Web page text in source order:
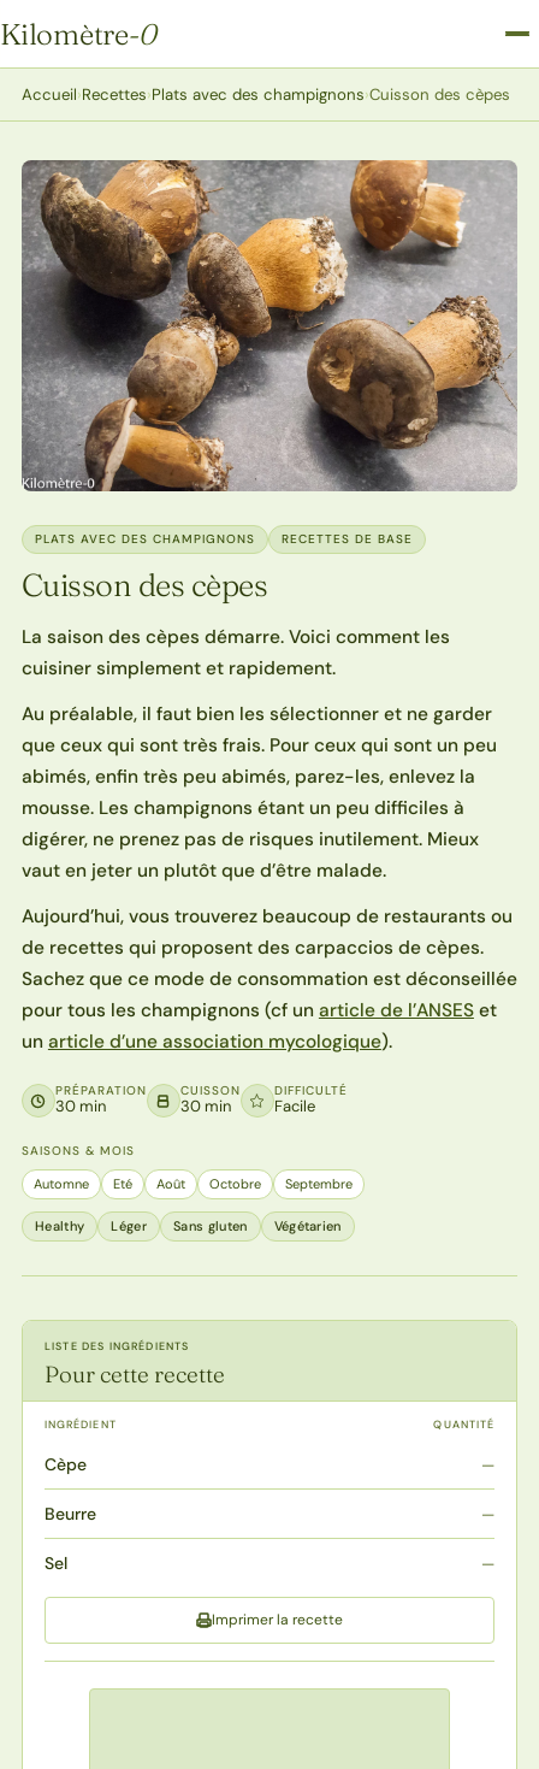
Kilomètre-0
Kilomètre-0
Accueil›Recettes›Plats avec des champignons›Cuisson des cèpes
PLATS AVEC DES CHAMPIGNONS RECETTES DE BASE
Cuisson des cèpes
La saison des cèpes démarre. Voici comment les
cuisiner simplement et rapidement.
Au préalable, il faut bien les sélectionner et ne garder
que ceux qui sont très frais. Pour ceux qui sont un peu
abimés, enfin très peu abimés, parez-les, enlevez la
mousse. Les champignons étant un peu difficiles à
digérer, ne prenez pas de risques inutilement. Mieux
vaut en jeter un plutôt que d’être malade.
Aujourd’hui, vous trouverez beaucoup de restaurants ou
de recettes qui proposent des carpaccios de cèpes.
Sachez que ce mode de consommation est déconseillée
pour tous les champignons (cf un article de l’ANSESet
un article d’une association mycologique).
PRÉPARATION
30 min
CUISSON
30 min
DIFFICULTÉ
Facile
SAISONS & MOIS
Automne Eté Août Octobre Septembre
Healthy Léger Sans gluten Végétarien
LISTE DES INGRÉDIENTS
Pour cette recette
INGRÉDIENT QUANTITÉ
Cèpe —
Beurre —
Sel —
Imprimer la recette